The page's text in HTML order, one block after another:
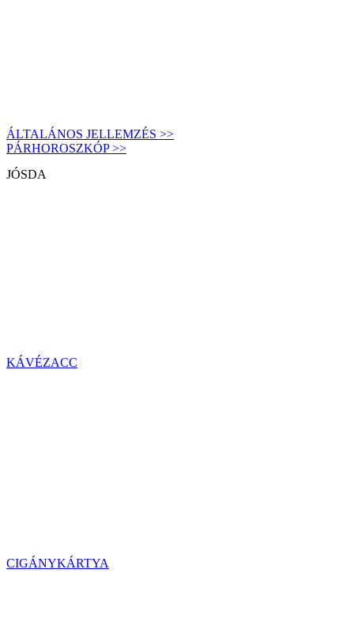
ÁLTALÁNOS JELLEMZÉS >>
PÁRHOROSZKÓP >>
JÓSDA
KÁVÉZACC
CIGÁNYKÁRTYA